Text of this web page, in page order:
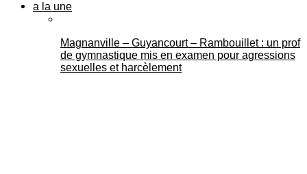
a la une
Magnanville – Guyancourt – Rambouillet : un prof
de gymnastique mis en examen pour agressions
sexuelles et harcèlement